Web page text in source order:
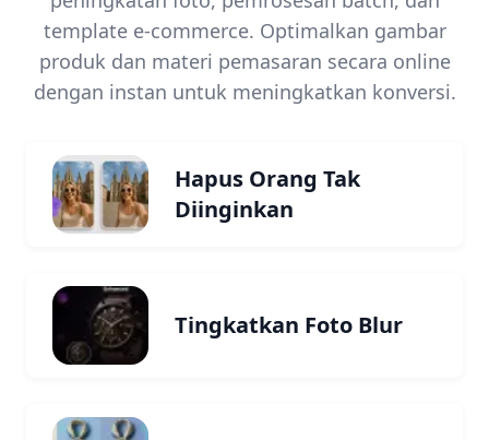
template e-commerce. Optimalkan gambar
produk dan materi pemasaran secara online
dengan instan untuk meningkatkan konversi.
Hapus Orang Tak
Diinginkan
Tingkatkan Foto Blur